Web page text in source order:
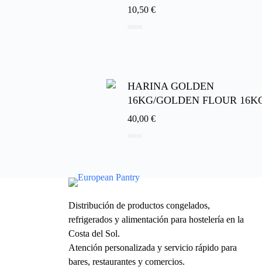
10,50 €
HARINA GOLDEN
16KG/GOLDEN FLOUR
40,00 €
5
Distribución de productos congelados,
refrigerados y alimentación para hostelería en la
Costa del Sol.
Atención personalizada y servicio rápido para
bares, restaurantes y comercios.